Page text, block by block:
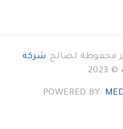
محفوظة لصالح شركة
© 2023
POWERED BY: